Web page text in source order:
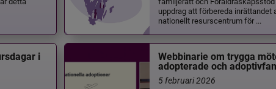
uppdrag att förbereda inrättandet
nationellt resurscentrum för ...
i
Webbinarie om trygga
adopterade och
5 februari 2026